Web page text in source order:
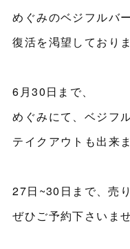
めぐみのベジフルバ
復活を渇望しており
6月30日まで、
めぐみにて、ベジフ
テイクアウトも出来ま
27日~30日まで、売
ぜひご予約下さいませ